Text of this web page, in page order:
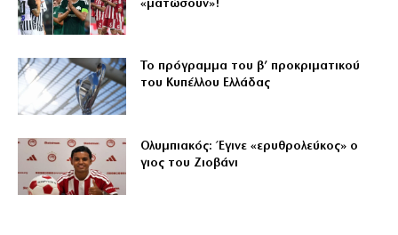
«ματώσουν»!
Το πρόγραμμα του β’ προκριματικού
του Κυπέλλου Ελλάδας
Ολυμπιακός: Έγινε «ερυθρολεύκος» ο
γιος του Ζιοβάνι